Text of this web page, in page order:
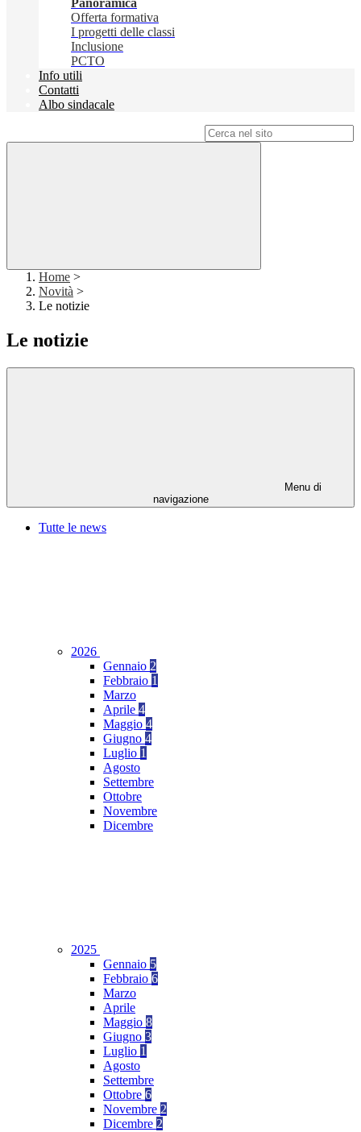
Panoramica
Offerta formativa
I progetti delle classi
Inclusione
PCTO
Info utili
Contatti
Albo sindacale
Home >
Novità >
Le notizie
Le notizie
Menu di
navigazione
Tutte le news
2026
Gennaio 2
Febbraio 1
Marzo
Aprile 4
Maggio 4
Giugno 4
Luglio 1
Agosto
Settembre
Ottobre
Novembre
Dicembre
2025
Gennaio 5
Febbraio 6
Marzo
Aprile
Maggio 8
Giugno 3
Luglio 1
Agosto
Settembre
Ottobre 6
Novembre 2
Dicembre 2